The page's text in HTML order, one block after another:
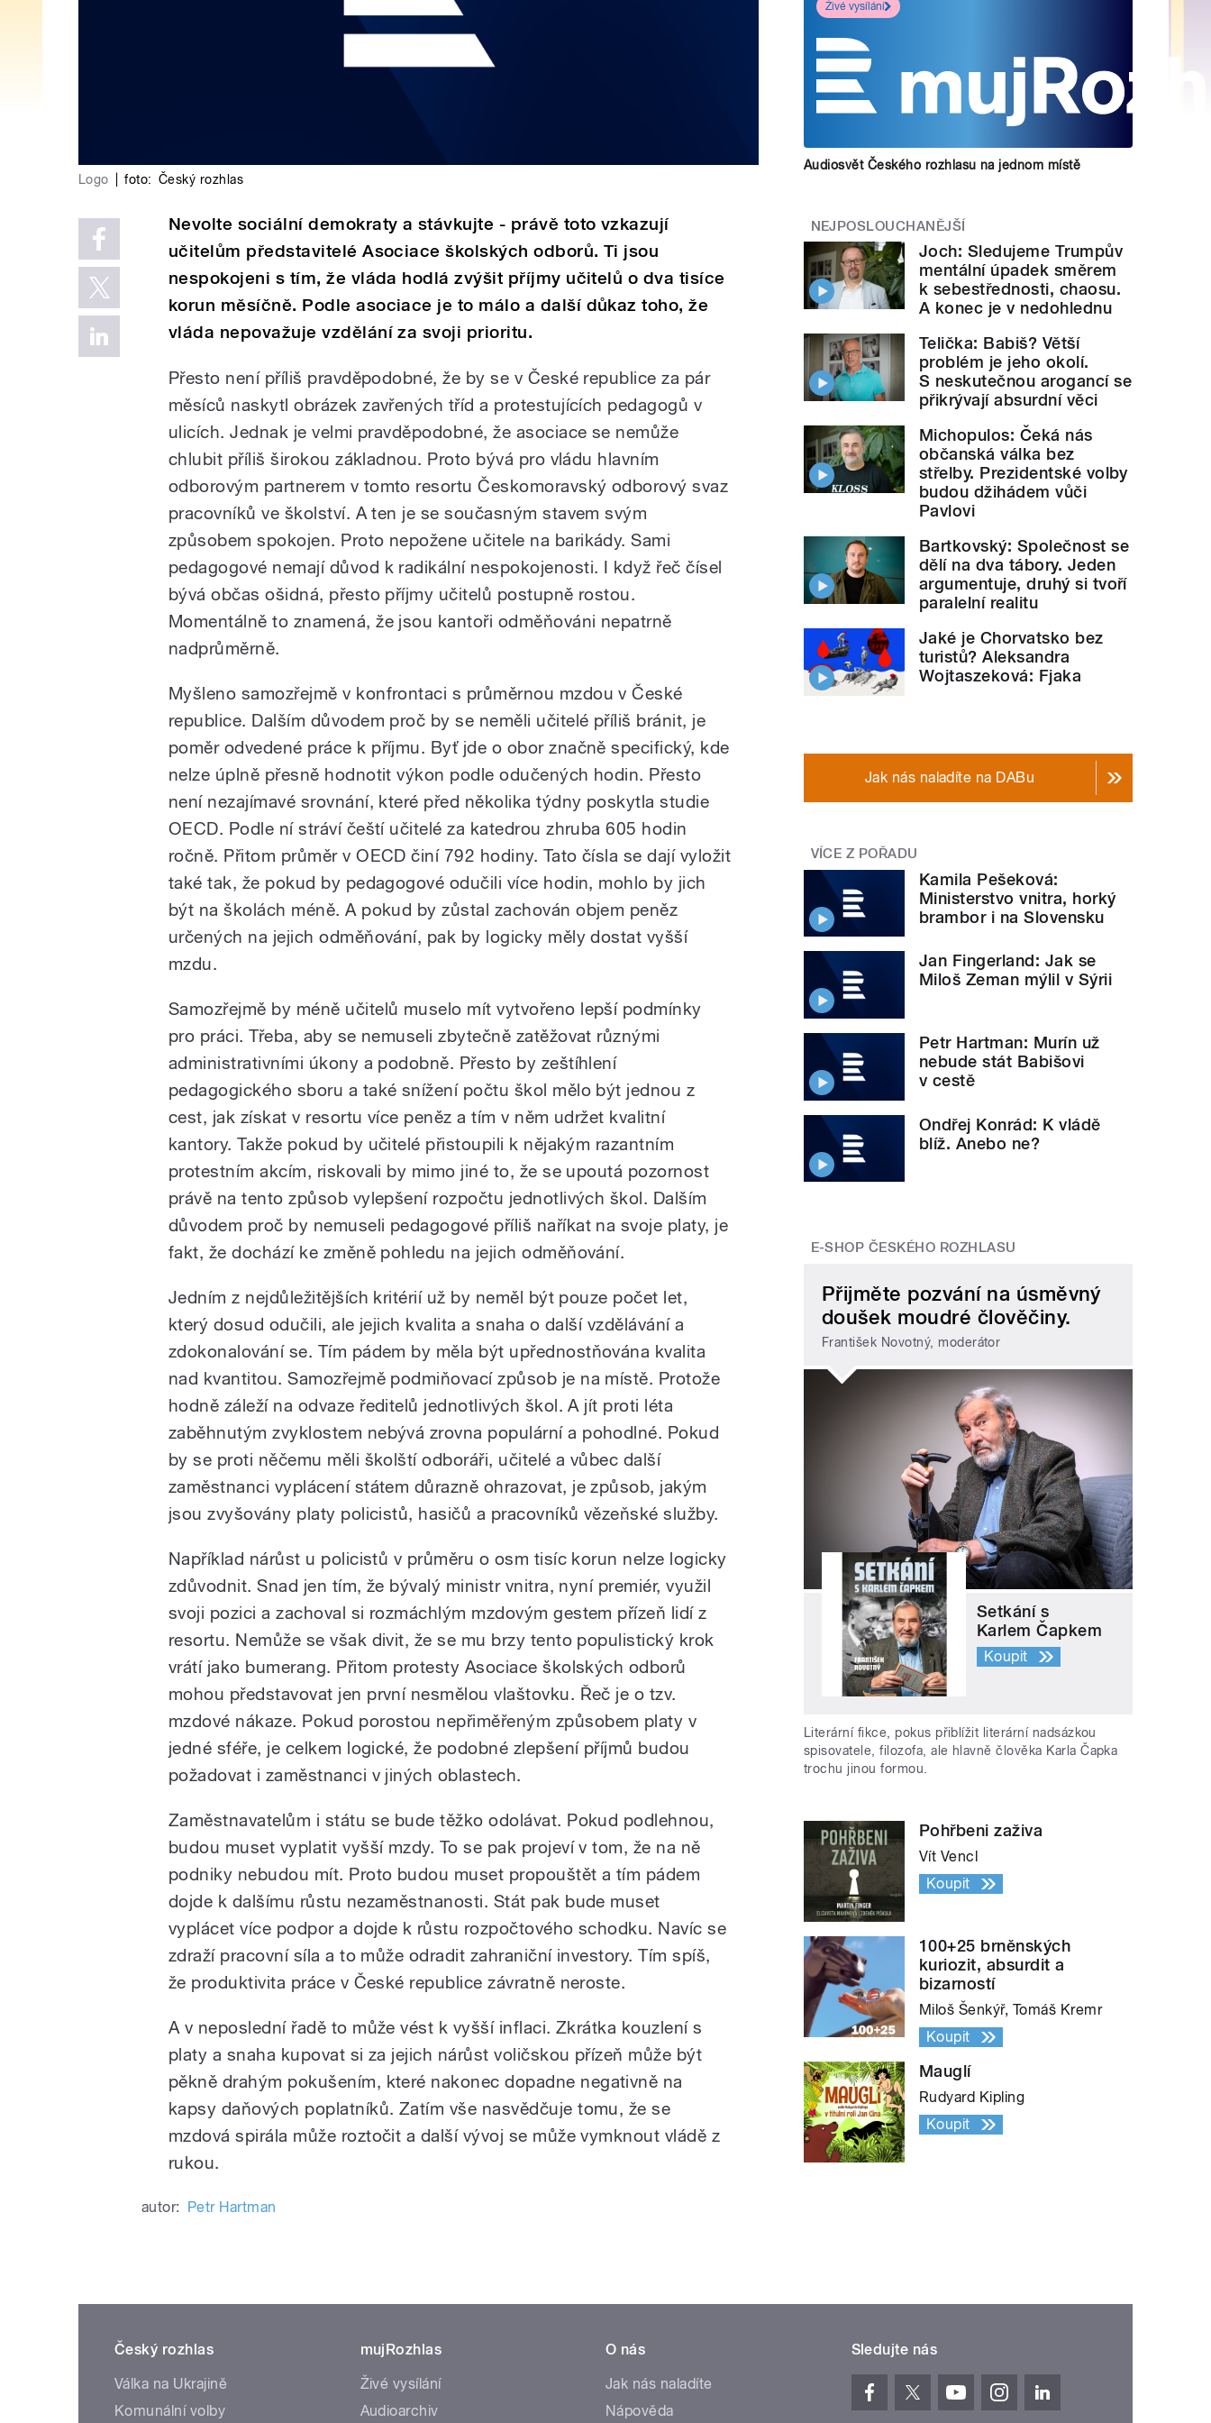
Logo foto: Český rozhlas
Nevolte sociální demokraty a stávkujte - právě toto vzkazují
učitelům představitelé Asociace školských odborů. Ti jsou
nespokojeni s tím, že vláda hodlá zvýšit příjmy učitelů o dva tisíce
korun měsíčně. Podle asociace je to málo a další důkaz toho, že
vláda nepovažuje vzdělání za svoji prioritu.
Přesto není příliš pravděpodobné, že by se v České republice za pár
měsíců naskytl obrázek zavřených tříd a protestujících pedagogů v
ulicích. Jednak je velmi pravděpodobné, že asociace se nemůže
chlubit příliš širokou základnou. Proto bývá pro vládu hlavním
odborovým partnerem v tomto resortu Českomoravský odborový svaz
pracovníků ve školství. A ten je se současným stavem svým
způsobem spokojen. Proto nepožene učitele na barikády. Sami
pedagogové nemají důvod k radikální nespokojenosti. I když řeč čísel
bývá občas ošidná, přesto příjmy učitelů postupně rostou.
Momentálně to znamená, že jsou kantoři odměňováni nepatrně
nadprůměrně.
Myšleno samozřejmě v konfrontaci s průměrnou mzdou v České
republice. Dalším důvodem proč by se neměli učitelé příliš bránit, je
poměr odvedené práce k příjmu. Byť jde o obor značně specifický, kde
nelze úplně přesně hodnotit výkon podle odučených hodin. Přesto
není nezajímavé srovnání, které před několika týdny poskytla studie
OECD. Podle ní stráví čeští učitelé za katedrou zhruba 605 hodin
ročně. Přitom průměr v OECD činí 792 hodiny. Tato čísla se dají vyložit
také tak, že pokud by pedagogové odučili více hodin, mohlo by jich
být na školách méně. A pokud by zůstal zachován objem peněz
určených na jejich odměňování, pak by logicky měly dostat vyšší
mzdu.
Samozřejmě by méně učitelů muselo mít vytvořeno lepší podmínky
pro práci. Třeba, aby se nemuseli zbytečně zatěžovat různými
administrativními úkony a podobně. Přesto by zeštíhlení
pedagogického sboru a také snížení počtu škol mělo být jednou z
cest, jak získat v resortu více peněz a tím v něm udržet kvalitní
kantory. Takže pokud by učitelé přistoupili k nějakým razantním
protestním akcím, riskovali by mimo jiné to, že se upoutá pozornost
právě na tento způsob vylepšení rozpočtu jednotlivých škol. Dalším
důvodem proč by nemuseli pedagogové příliš naříkat na svoje platy, je
fakt, že dochází ke změně pohledu na jejich odměňování.
Jedním z nejdůležitějších kritérií už by neměl být pouze počet let,
který dosud odučili, ale jejich kvalita a snaha o další vzdělávání a
zdokonalování se. Tím pádem by měla být upřednostňována kvalita
nad kvantitou. Samozřejmě podmiňovací způsob je na místě. Protože
hodně záleží na odvaze ředitelů jednotlivých škol. A jít proti léta
zaběhnutým zvyklostem nebývá zrovna populární a pohodlné. Pokud
by se proti něčemu měli školští odboráři, učitelé a vůbec další
zaměstnanci vyplácení státem důrazně ohrazovat, je způsob, jakým
jsou zvyšovány platy policistů, hasičů a pracovníků vězeňské služby.
Například nárůst u policistů v průměru o osm tisíc korun nelze logicky
zdůvodnit. Snad jen tím, že bývalý ministr vnitra, nyní premiér, využil
svoji pozici a zachoval si rozmáchlým mzdovým gestem přízeň lidí z
resortu. Nemůže se však divit, že se mu brzy tento populistický krok
vrátí jako bumerang. Přitom protesty Asociace školských odborů
mohou představovat jen první nesmělou vlaštovku. Řeč je o tzv.
mzdové nákaze. Pokud porostou nepřiměřeným způsobem platy v
jedné sféře, je celkem logické, že podobné zlepšení příjmů budou
požadovat i zaměstnanci v jiných oblastech.
Zaměstnavatelům i státu se bude těžko odolávat. Pokud podlehnou,
budou muset vyplatit vyšší mzdy. To se pak projeví v tom, že na ně
podniky nebudou mít. Proto budou muset propouštět a tím pádem
dojde k dalšímu růstu nezaměstnanosti. Stát pak bude muset
vyplácet více podpor a dojde k růstu rozpočtového schodku. Navíc se
zdraží pracovní síla a to může odradit zahraniční investory. Tím spíš,
že produktivita práce v České republice závratně neroste.
A v neposlední řadě to může vést k vyšší inflaci. Zkrátka kouzlení s
platy a snaha kupovat si za jejich nárůst voličskou přízeň může být
pěkně drahým pokušením, které nakonec dopadne negativně na
kapsy daňových poplatníků. Zatím vše nasvědčuje tomu, že se
mzdová spirála může roztočit a další vývoj se může vymknout vládě z
rukou.
autor: Petr Hartman
Živé vysílání
Audiosvět Českého rozhlasu na jednom místě
NEJPOSLOUCHANĚJŠÍ
Joch: Sledujeme Trumpův
mentální úpadek směrem
k sebestřednosti, chaosu.
A konec je v nedohlednu
Telička: Babiš? Větší
problém je jeho okolí.
S neskutečnou arogancí se
přikrývají absurdní věci
Michopulos: Čeká nás
občanská válka bez
střelby. Prezidentské volby
budou džihádem vůči
Pavlovi
Bartkovský: Společnost se
dělí na dva tábory. Jeden
argumentuje, druhý si tvoří
paralelní realitu
Jaké je Chorvatsko bez
turistů? Aleksandra
Wojtaszeková: Fjaka
Jak nás naladíte na DABu
VÍCE Z POŘADU
Kamila Pešeková:
Ministerstvo vnitra, horký
brambor i na Slovensku
Jan Fingerland: Jak se
Miloš Zeman mýlil v Sýrii
Petr Hartman: Murín už
nebude stát Babišovi
v cestě
Ondřej Konrád: K vládě
blíž. Anebo ne?
E-SHOP ČESKÉHO ROZHLASU
Přijměte pozvání na úsměvný
doušek moudré člověčiny.
František Novotný, moderátor
Setkání s
Karlem Čapkem
Koupit
Literární fikce, pokus přiblížit literární nadsázkou
spisovatele, filozofa, ale hlavně člověka Karla Čapka
trochu jinou formou.
Pohřbeni zaživa
Vít Vencl
Koupit
100+25 brněnských
kuriozit, absurdit a
bizarností
Miloš Šenkýř, Tomáš Kremr
Koupit
Mauglí
Rudyard Kipling
Koupit
Český rozhlas
Válka na Ukrajině
Komunální volby
mujRozhlas
Živé vysílání
Audioarchiv
O nás
Jak nás naladíte
Nápověda
Sledujte nás